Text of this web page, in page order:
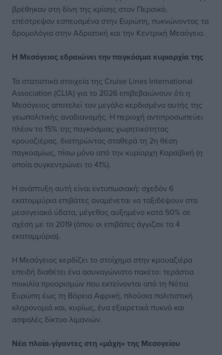
βρέθηκαν στη δίνη της κρίσης στον Περσικό,
επέστρεψαν εσπευσμένα στην Ευρώπη, πυκνώνοντας τα
δρομολόγια στην Αδριατική και την Κεντρική Μεσόγειο.
Η Μεσόγειος εδραιώνει την παγκόσμια κυριαρχία της
Τα στατιστικά στοιχεία της Cruise Lines International
Association (CLIA) για το 2026 επιβεβαιώνουν ότι η
Μεσόγειος αποτελεί τον μεγάλο κερδισμένο αυτής της
γεωπολιτικής αναδιανομής. Η περιοχή αντιπροσωπεύει
πλέον το 15% της παγκόσμιας χωρητικότητας
κρουαζιέρας, διατηρώντας σταθερά τη 2η θέση
παγκοσμίως, πίσω μόνο από την κυρίαρχη Καραϊβική (η
οποία συγκεντρώνει το 41%).
Η ανάπτυξη αυτή είναι εντυπωσιακή: σχεδόν 6
εκατομμύρια επιβάτες αναμένεται να ταξιδέψουν στα
μεσογειακά ύδατα, μέγεθος αυξημένο κατά 50% σε
σχέση με το 2019 (όπου οι επιβάτες άγγιζαν τα 4
εκατομμύρια).
Η Μεσόγειος κερδίζει το στοίχημα στην κρουαζιέρα
επειδή διαθέτει ένα ασυναγώνιστο πακέτο: τεράστια
ποικιλία προορισμών που εκτείνονται από τη Νότια
Ευρώπη έως τη Βόρεια Αφρική, πλούσια πολιτιστική
κληρονομιά και, κυρίως, ένα εξαιρετικά πυκνό και
ασφαλές δίκτυο λιμανιών.
Νέα πλοία-γίγαντες στη «μάχη» της Μεσογείου